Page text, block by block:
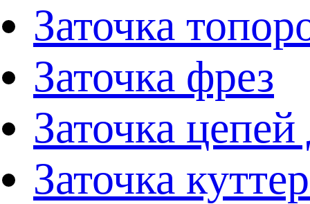
Заточка
Заточка фрез
Заточка
Заточка